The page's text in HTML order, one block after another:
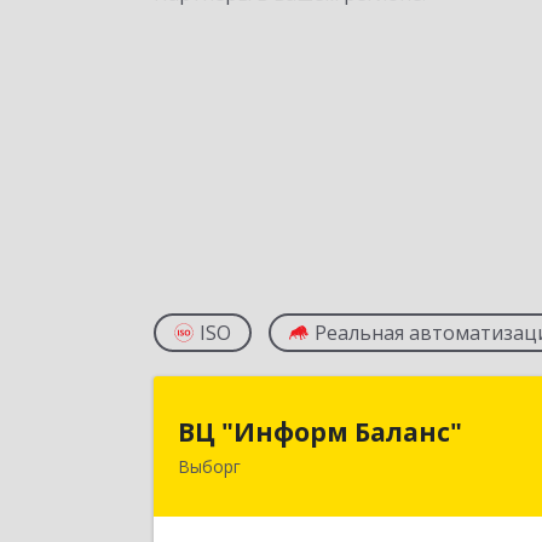
ISO Реальная
ВЦ "Информ Баланс"
Выборг
ВЦ "Информ Баланс"